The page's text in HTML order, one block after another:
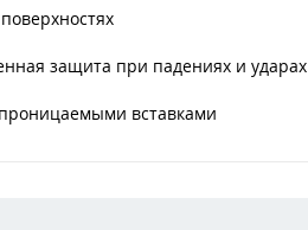
защита при падениях и ударах
вставками